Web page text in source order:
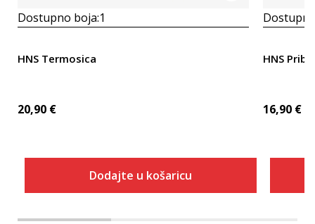
Dostupno boja:1
HNS Termosica
20,90 €
Dodajte u košaricu
HNS
16,90 €